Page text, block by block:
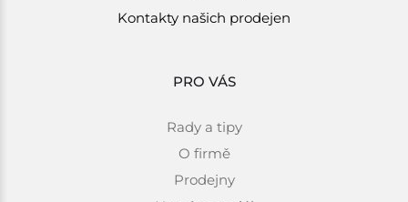
Kontakty našich prodejen
PRO VÁS
Rady a tipy
O firmě
Prodejny